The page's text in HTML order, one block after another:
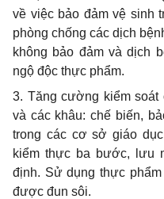
về việc bảo đảm vệ sinh
phòng chống các dịch
không bảo đảm và dịch
ngộ độc thực phẩm.
3. Tăng cường kiểm soát
và các khâu: chế biến,
trong các cơ sở giáo
kiểm thực ba bước, lưu
định. Sử dụng thực
được đun sôi.